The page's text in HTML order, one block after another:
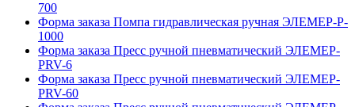
700
Форма заказа Помпа гидравлическая ручная ЭЛЕМЕР-P-
1000
Форма заказа Пресс ручной пневматический ЭЛЕМЕР-
PRV-6
Форма заказа Пресс ручной пневматический ЭЛЕМЕР-
PRV-60